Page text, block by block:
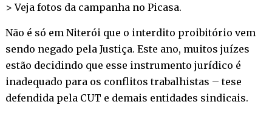
> Veja fotos da campanha no Picasa.
Não é só em Niterói que o interdito proibitório vem
sendo negado pela Justiça. Este ano, muitos juízes
estão decidindo que esse instrumento jurídico é
inadequado para os conflitos trabalhistas – tese
defendida pela CUT e demais entidades sindicais.